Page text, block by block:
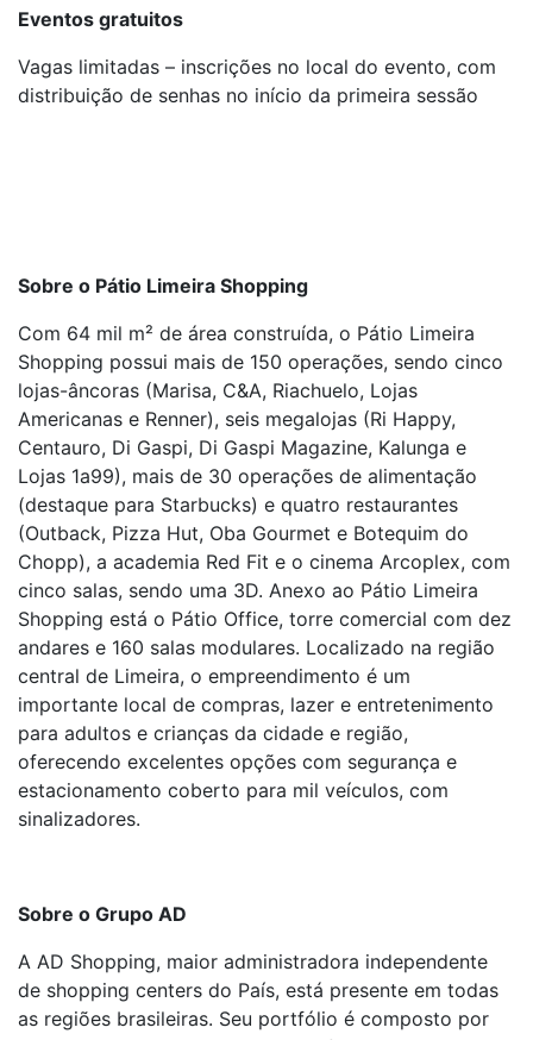
Eventos gratuitos
Vagas limitadas – inscrições no local do evento, com
distribuição de senhas no início da primeira sessão
Sobre o Pátio Limeira Shopping
Com 64 mil m² de área construída, o Pátio Limeira
Shopping possui mais de 150 operações, sendo cinco
lojas-âncoras (Marisa, C&A, Riachuelo, Lojas
Americanas e Renner), seis megalojas (Ri Happy,
Centauro, Di Gaspi, Di Gaspi Magazine, Kalunga e
Lojas 1a99), mais de 30 operações de alimentação
(destaque para Starbucks) e quatro restaurantes
(Outback, Pizza Hut, Oba Gourmet e Botequim do
Chopp), a academia Red Fit e o cinema Arcoplex, com
cinco salas, sendo uma 3D. Anexo ao Pátio Limeira
Shopping está o Pátio Office, torre comercial com dez
andares e 160 salas modulares. Localizado na região
central de Limeira, o empreendimento é um
importante local de compras, lazer e entretenimento
para adultos e crianças da cidade e região,
oferecendo excelentes opções com segurança e
estacionamento coberto para mil veículos, com
sinalizadores.
Sobre o Grupo AD
A AD Shopping, maior administradora independente
de shopping centers do País, está presente em todas
as regiões brasileiras. Seu portfólio é composto por